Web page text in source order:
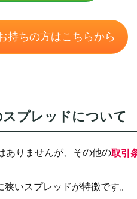
持ちの方はこちらから
プレッドについて
ありませんが、その他の取引
いスプレッドが特徴です。